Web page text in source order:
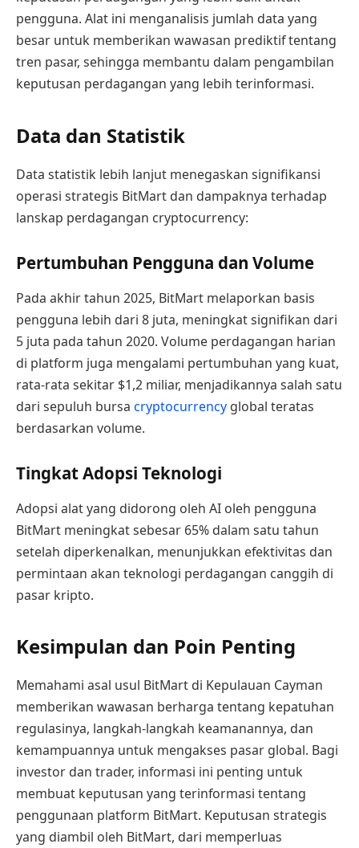
pengguna. Alat ini menganalisis jumlah data yang
besar untuk memberikan wawasan prediktif tentang
tren pasar, sehingga membantu dalam pengambilan
keputusan perdagangan yang lebih terinformasi.
Data dan Statistik
Data statistik lebih lanjut menegaskan signifikansi
operasi strategis BitMart dan dampaknya terhadap
lanskap perdagangan cryptocurrency:
Pertumbuhan Pengguna dan Volume
Pada akhir tahun 2025, BitMart melaporkan basis
pengguna lebih dari 8 juta, meningkat signifikan dari
5 juta pada tahun 2020. Volume perdagangan harian
di platform juga mengalami pertumbuhan yang kuat,
rata-rata sekitar $1,2 miliar, menjadikannya salah satu
dari sepuluh bursa cryptocurrency global teratas
berdasarkan volume.
Tingkat Adopsi Teknologi
Adopsi alat yang didorong oleh AI oleh pengguna
BitMart meningkat sebesar 65% dalam satu tahun
setelah diperkenalkan, menunjukkan efektivitas dan
permintaan akan teknologi perdagangan canggih di
pasar kripto.
Kesimpulan dan Poin Penting
Memahami asal usul BitMart di Kepulauan Cayman
memberikan wawasan berharga tentang kepatuhan
regulasinya, langkah-langkah keamanannya, dan
kemampuannya untuk mengakses pasar global. Bagi
investor dan trader, informasi ini penting untuk
membuat keputusan yang terinformasi tentang
penggunaan platform BitMart. Keputusan strategis
yang diambil oleh BitMart, dari memperluas